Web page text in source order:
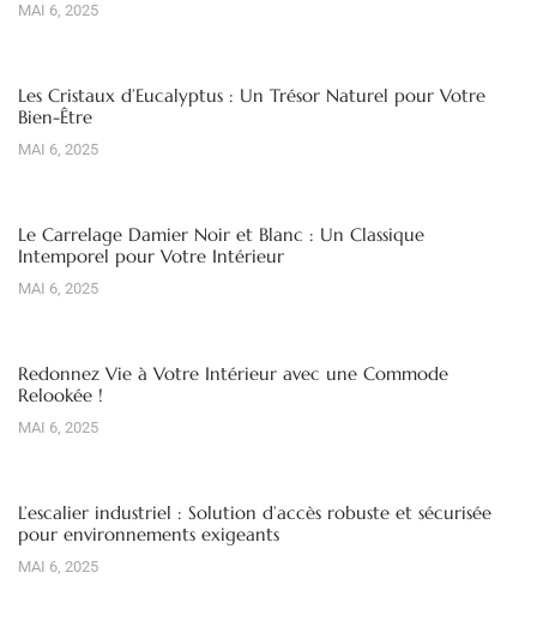
MAI 6, 2025
Les Cristaux d’Eucalyptus : Un Trésor Naturel pour Votre
Bien-Être
MAI 6, 2025
Le Carrelage Damier Noir et Blanc : Un Classique
Intemporel pour Votre Intérieur
MAI 6, 2025
Redonnez Vie à Votre Intérieur avec une Commode
Relookée !
MAI 6, 2025
L’escalier industriel : Solution d’accès robuste et sécurisée
pour environnements exigeants
MAI 6, 2025